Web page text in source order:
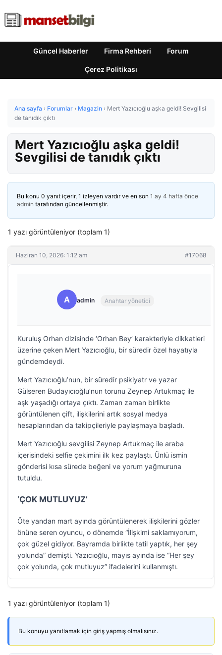
Güncel Haberler Firma Rehberi Forum
Çerez Politikası
Ana sayfa › Forumlar › Magazin › Mert Yazıcıoğlu aşka geldi! Sevgilisi
de tanıdık çıktı
Mert Yazıcıoğlu aşka geldi!
Sevgilisi de tanıdık çıktı
Bu konu 0 yanıt içerir, 1 izleyen vardır ve en son 1 ay 4 hafta önce
admin tarafından güncellenmiştir.
1 yazı görüntüleniyor (toplam 1)
Haziran 10, 2026: 1:12 am #17068
A admin Anahtar yönetici
Kuruluş Orhan dizisinde ‘Orhan Bey’ karakteriyle dikkatleri
üzerine çeken Mert Yazıcıoğlu, bir süredir özel hayatıyla
gündemdeydi.
Mert Yazıcıoğlu’nun, bir süredir psikiyatr ve yazar
Gülseren Budayıcıoğlu’nun torunu Zeynep Artukmaç ile
aşk yaşadığı ortaya çıktı. Zaman zaman birlikte
görüntülenen çift, ilişkilerini artık sosyal medya
hesaplarından da takipçileriyle paylaşmaya başladı.
Mert Yazıcıoğlu sevgilisi Zeynep Artukmaç ile araba
içerisindeki selfie çekimini ilk kez paylaştı. Ünlü ismin
gönderisi kısa sürede beğeni ve yorum yağmuruna
tutuldu.
‘ÇOK MUTLUYUZ’
Öte yandan mart ayında görüntülenerek ilişkilerini gözler
önüne seren oyuncu, o dönemde “İlişkimi saklamıyorum,
çok güzel gidiyor. Bayramda birlikte tatil yaptık, her şey
yolunda” demişti. Yazıcıoğlu, mayıs ayında ise “Her şey
çok yolunda, çok mutluyuz” ifadelerini kullanmıştı.
1 yazı görüntüleniyor (toplam 1)
Bu konuyu yanıtlamak için giriş yapmış olmalısınız.